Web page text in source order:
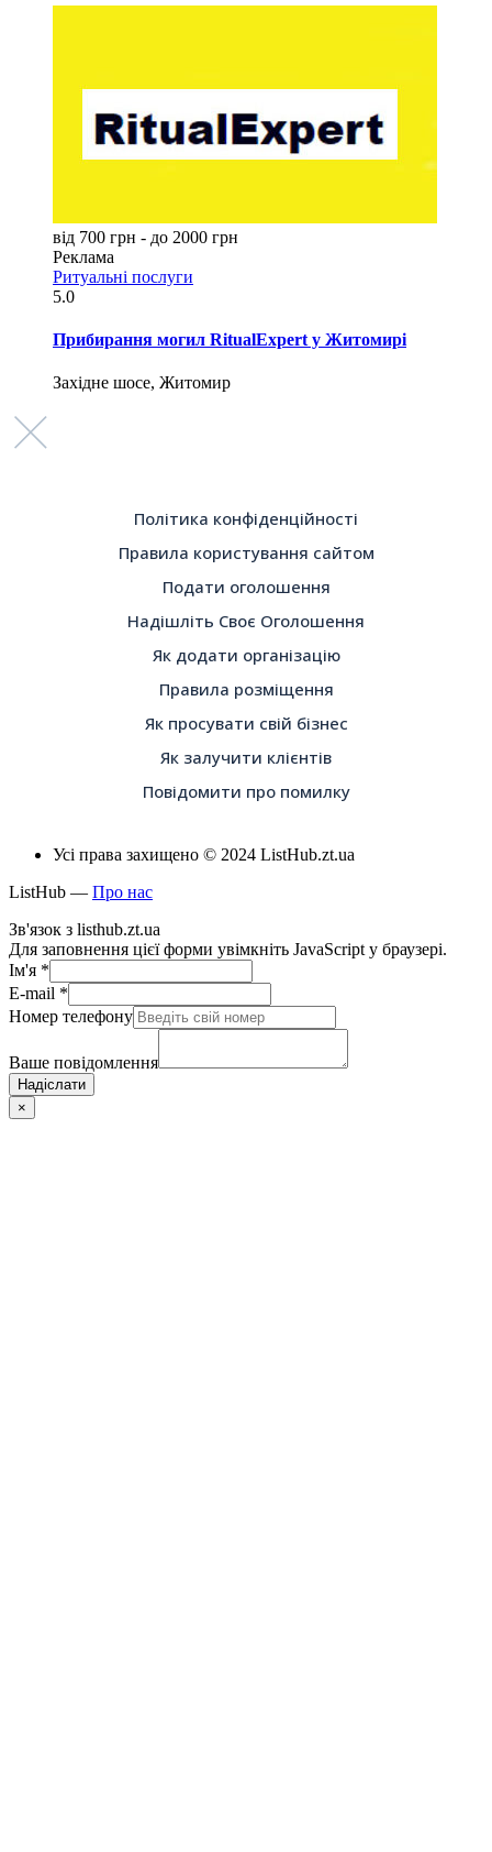
від 700 грн - до 2000 грн
Реклама
Ритуальні послуги
5.0
Прибирання могил RitualExpert у Житомирі
Західне шосе, Житомир
Політика конфіденційності
Правила користування сайтом
Подати оголошення
Надішліть Своє Оголошення
Як додати організацію
Правила розміщення
Як просувати свій бізнес
Як залучити клієнтів
Повідомити про помилку
Усі права захищено © 2024 ListHub.zt.ua
ListHub — Про нас
Зв'язок з listhub.zt.ua
Для заповнення цієї форми увімкніть JavaScript у браузері.
Ім'я *
E-mail *
Номер телефону
Ваше повідомлення
Надіслати
×